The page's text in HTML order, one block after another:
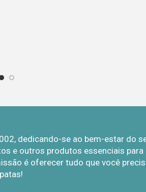
dedicando-se ao bem-estar do
e outros produtos essenciais para
é oferecer tudo que você